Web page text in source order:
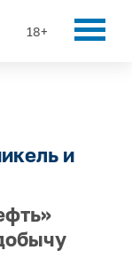
18+
и